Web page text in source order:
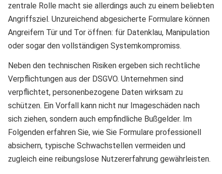
zentrale Rolle macht sie allerdings auch zu einem beliebten
Angriffsziel. Unzureichend abgesicherte Formulare können
Angreifern Tür und Tor öffnen: für Datenklau, Manipulation
oder sogar den vollständigen Systemkompromiss.
Neben den technischen Risiken ergeben sich rechtliche
Verpflichtungen aus der DSGVO. Unternehmen sind
verpflichtet, personenbezogene Daten wirksam zu
schützen. Ein Vorfall kann nicht nur Imageschäden nach
sich ziehen, sondern auch empfindliche Bußgelder. Im
Folgenden erfahren Sie, wie Sie Formulare professionell
absichern, typische Schwachstellen vermeiden und
zugleich eine reibungslose Nutzererfahrung gewährleisten.